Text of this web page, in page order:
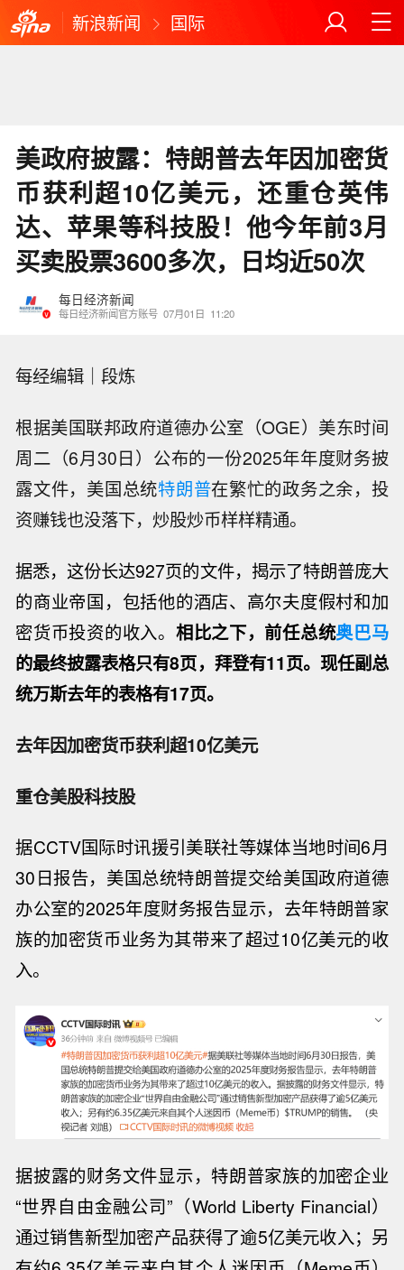
新浪新闻 国际
美政府披露：特朗普去年因加密货
币获利超10亿美元，还重仓英伟
达、苹果等科技股！他今年前3月
买卖股票3600多次，日均近50次
每日经济新闻
每日经济新闻官方账号 07月01日 11:20
每经编辑｜段炼
根据美国联邦政府道德办公室（OGE）美东时间
周二（6月30日）公布的一份2025年年度财务披
露文件，美国总统特朗普在繁忙的政务之余，投
资赚钱也没落下，炒股炒币样样精通。
据悉， 这份长达927页的文件，揭示了特朗普庞大
的商业帝国，包括他的酒店、高尔夫度假村和加
密货币投资的收入。 相比之下， 前任总统奥巴马
的最终披露表格只有8页，拜登有11页。现任副总
统万斯去年的表格有17页。
去年因加密货币获利超10亿美元
重仓美股科技股
据CCTV国际时讯援引美联社等媒体当地时间6月
30日报告，美国总统特朗普提交给美国政府道德
办公室的2025年度财务报告显示， 去年特朗普家
族的加密货币业务为其带来了超过10亿美元的收
入。
据披露的财务文件显示，特朗普家族的加密企业
“世界自由金融公司”（World Liberty Financial）
通过销售新型加密产品获得了逾5亿美元收入；另